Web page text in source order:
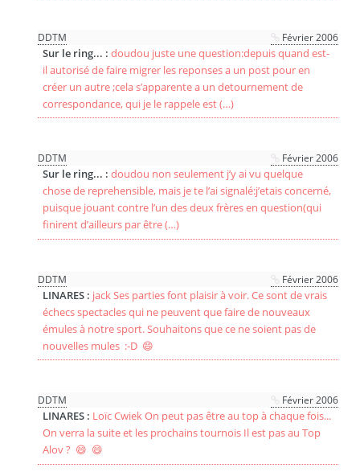
DDTM Février 2006
Sur le ring... :doudou juste une question:depuis quand est-
il autorisé de faire migrer les reponses a un post pour en
créer un autre ;cela s’apparente a un detournement de
correspondance, qui je le rappele est (…)
DDTM Février 2006
Sur le ring... :doudou non seulement j’y ai vu quelque
chose de reprehensible, mais je te l’ai signalé:j’etais concerné,
puisque jouant contre l’un des deux frères en question(qui
finirent d’ailleurs par être (…)
DDTM Février 2006
LINARES : jack Ses parties font plaisir à voir. Ce sont de vrais
échecs spectacles qui ne peuvent que faire de nouveaux
émules à notre sport. Souhaitons que ce ne soient pas de
nouvelles mules :-D 😄
DDTM Février 2006
LINARES : Loïc Cwiek On peut pas être au top à chaque fois...
On verra la suite et les prochains tournois Il est pas au Top
Alov ? 😄 😄